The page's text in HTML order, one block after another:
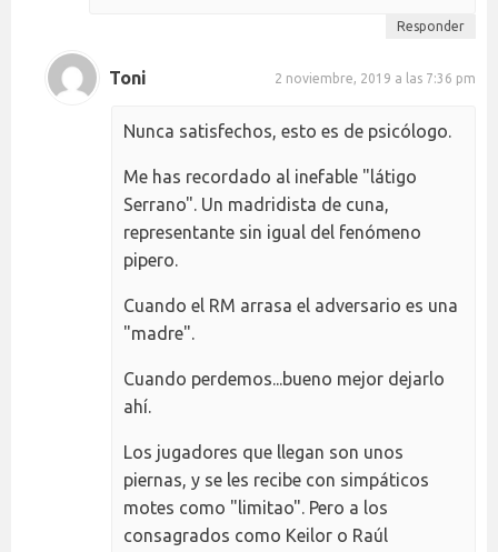
Responder
Toni 2 noviembre, 2019 a las 7:36 pm
Nunca satisfechos, esto es de psicólogo.
Me has recordado al inefable "látigo
Serrano". Un madridista de cuna,
representante sin igual del fenómeno
pipero.
Cuando el RM arrasa el adversario es una
"madre".
Cuando perdemos...bueno mejor dejarlo
ahí.
Los jugadores que llegan son unos
piernas, y se les recibe con simpáticos
motes como "limitao". Pero a los
consagrados como Keilor o Raúl